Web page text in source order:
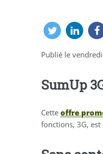
Publié le
SumUp
Cetteoffre
fonctions, 3G,